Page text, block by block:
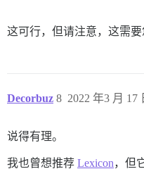
这可行，但请注意，这需要
Decorbuz 2022 年3 月 17
8
说得有理。
我也曾想推荐 Lexicon，但